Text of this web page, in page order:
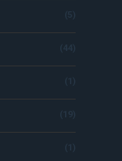
(5)
(44)
(1)
(19)
(1)